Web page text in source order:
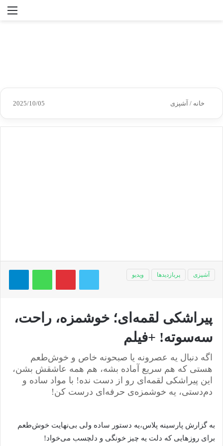
جستجو
خانه / آشپزی 2025/10/05
توییتر پینتریستواتس آپ
آشپزی پربازدیدها ویدیو
پیراشکی لقمه‌ای؛ خوشمزه، راحت،
سه‌سوته! +فیلم
اگه دنبال یه عصرونه یا صبحونه خاص و خوش‌طعم
هستی که هم سریع آماده بشه، هم همه عاشقش بشن،
این پیراشکی لقمه‌ای رو از دست نده! با مواد ساده و
دم‌دستی، یه خوشمزه‌ی حرفه‌ای درست کن!
به گزارش پارسینه پلاس،یه دستور ساده ولی بی‌نهایت خوش‌طعم
برای روزهایی که دلت یه چیز خونگی و دلچسب می‌خواد!